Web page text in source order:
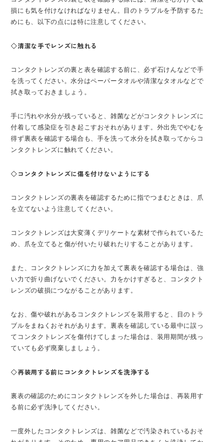
損にも気を付けなければなりません。目のトラブルを予防するた
めにも、以下の点には特に注意してください。
◇清潔な手でレンズに触れる
コンタクトレンズの裏と表を確認する前に、必ず石けんなどで手
を洗ってください。水分はペーパータオルや清潔なタオルなどで
拭き取っておきましょう。
手に汚れや水分が残っていると、雑菌などがコンタクトレンズに
付着して感染症を引き起こすおそれがあります。外出先でやむを
得ず裏表を確認する場合も、手を洗って水分を拭き取ってからコ
ンタクトレンズに触れてください。
◇コンタクトレンズに傷を付けないようにする
コンタクトレンズの裏表を確認するために指でつまむときは、爪
を立てないよう注意してください。
コンタクトレンズは大変薄くデリケートな素材で作られているた
め、爪を立てると傷が付いたり破れたりすることがあります。
また、コンタクトレンズに力を加えて裏表を確認する場合は、強
い力で折り曲げないでください。力をかけすぎると、コンタクト
レンズの破損につながることがあります。
なお、傷や破れがあるコンタクトレンズを装用すると、目のトラ
ブルをまねくおそれがあります。裏表を確認している最中に誤っ
てコンタクトレンズを傷付けてしまった場合は、装用期間が残っ
ていても必ず廃棄しましょう。
◇再装用する前にコンタクトレンズを洗浄する
裏表の確認のためにコンタクトレンズを外した場合は、再装用す
る前に必ず洗浄してください。
一度外したコンタクトレンズは、雑菌などで汚染されているおそ